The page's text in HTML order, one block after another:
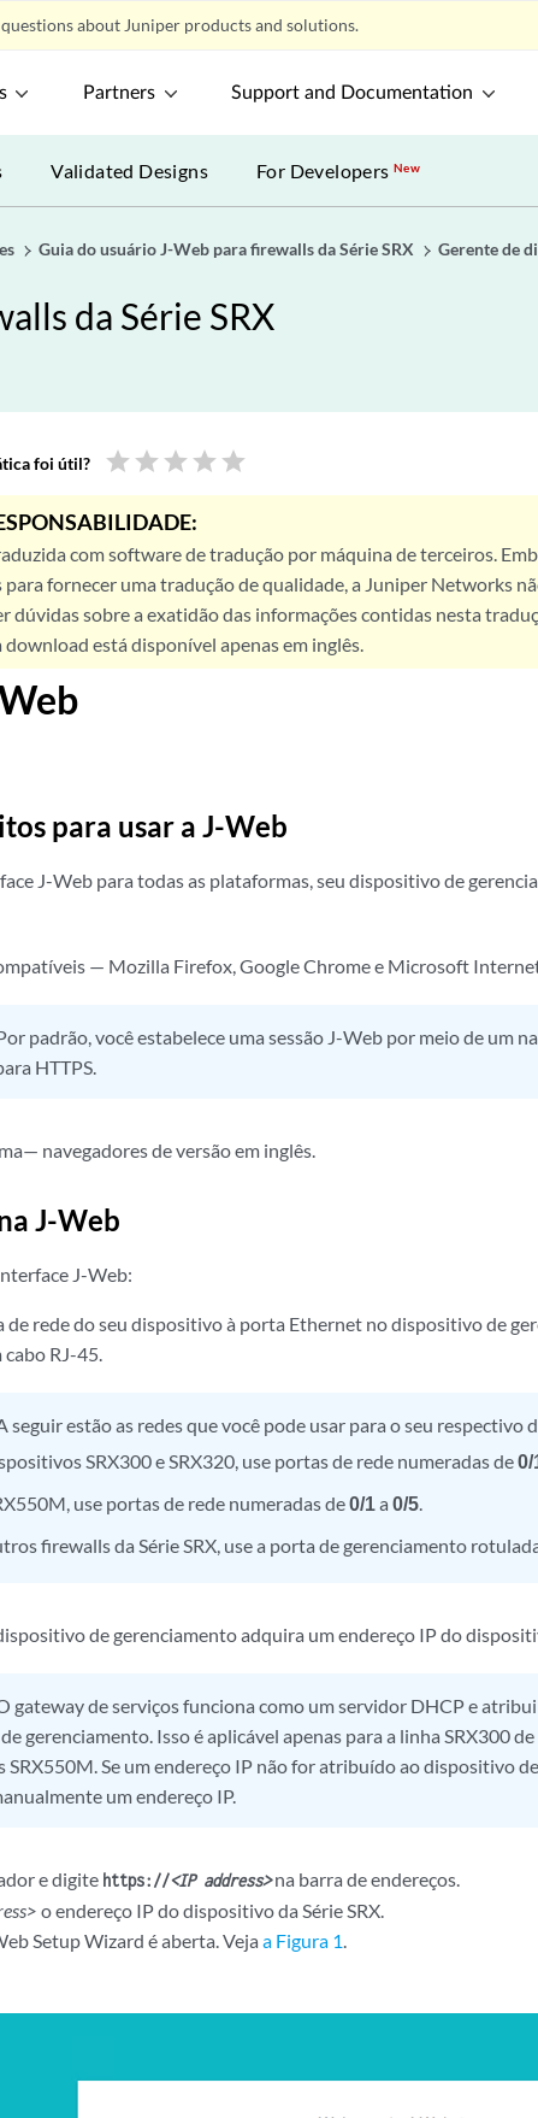
about Juniper products and solutions.
Partners Support and Documentation
Validated Designs For DevelopersNew
Guia do usuário J-Web para firewalls da Série SRX Gerente de
da Série SRX
foi útil? star star star star star
com software de tradução por máquina de terceiros.
fornecer uma tradução de qualidade, a Juniper Networks
dúvidas sobre a exatidão das informações contidas nesta
download está disponível apenas em inglês.
para usar a J-Web
J-Web para todas as plataformas, seu dispositivo de
— Mozilla Firefox, Google Chrome e Microsoft
padrão, você estabelece uma sessão J-Web por meio de um
HTTPS.
navegadores de versão em inglês.
J-Web
J-Web:
de rede do seu dispositivo à porta Ethernet no dispositivo de
cabo RJ-45.
seguir estão as redes que você pode usar para o seu respectivo
SRX300 e SRX320, use portas de rede numeradas de0/
use portas de rede numeradas de0/1a 0/5.
firewalls da Série SRX, use a porta de gerenciamento
de gerenciamento adquira um endereço IP do
gateway de serviços funciona como um servidor DHCP e
gerenciamento. Isso é aplicável apenas para a linha SRX300
SRX550M. Se um endereço IP não for atribuído ao dispositivo
um endereço IP.
e digite https://<IP address>na barra de endereços.
o endereço IP do dispositivo da Série SRX.
Setup Wizard é aberta. Vejaa Figura 1.